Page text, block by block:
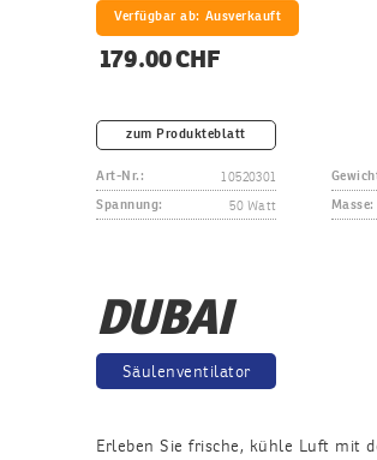
Verfügbar ab: Ausverkauft
179.00 CHF
zum Produkteblatt
Art-Nr.: 10520301
Spannung: 50 Watt Masse:
DUBAI
Säulenventilator
Erleben Sie frische, kühle Luft mit